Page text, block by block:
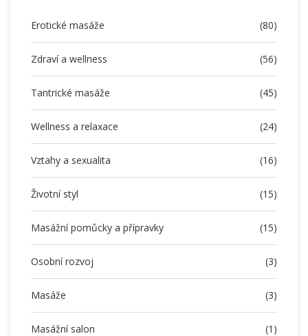
Erotické masáže (80)
Zdraví a wellness (56)
Tantrické masáže (45)
Wellness a relaxace (24)
Vztahy a sexualita (16)
Životní styl (15)
Masážní pomůcky a přípravky (15)
Osobní rozvoj (3)
Masáže (3)
Masážní salon (1)